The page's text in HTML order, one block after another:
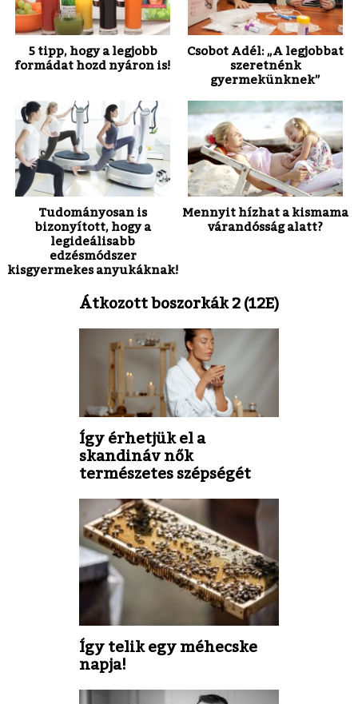
5 tipp, hogy a legjobb
formádat hozd nyáron is!
Csobot Adél: „A legjobbat
szeretnénk
gyermekünknek”
Tudományosan is
bizonyított, hogy a
legideálisabb
edzésmódszer
kisgyermekes anyukáknak!
Mennyit hízhat a kismama
várandósság alatt?
Átkozott boszorkák 2 (12E)
Így érhetjük el a
skandináv nők
természetes szépségét
Így telik egy méhecske
napja!